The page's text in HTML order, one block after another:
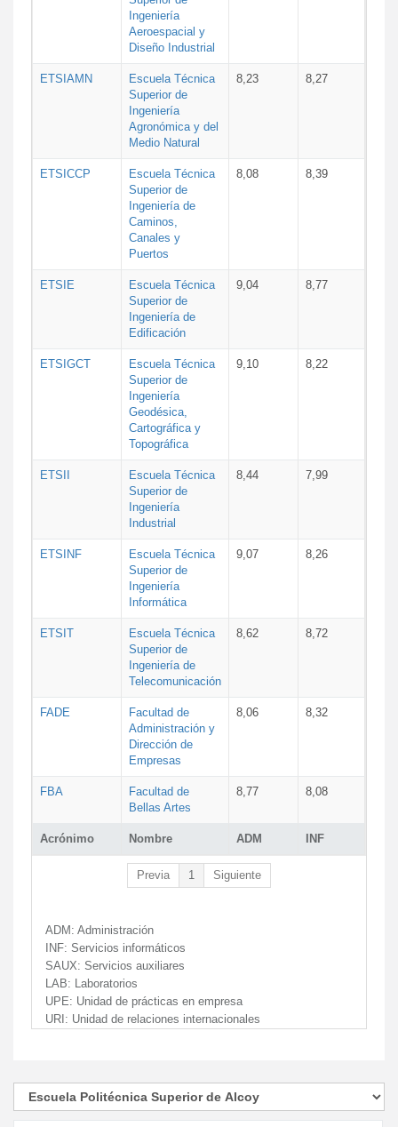
Acrónimo Nombre ADM INF
Ingeniería
Aeroespacial y
Diseño Industrial
ETSIAMN
Escuela Técnica
Superior de
Ingeniería
Agronómica y del
Medio Natural
8,23 8,27
ETSICCP
Escuela Técnica
Superior de
Ingeniería de
Caminos,
Canales y
Puertos
8,08 8,39
ETSIE
Escuela Técnica
Superior de
Ingeniería de
Edificación
9,04 8,77
ETSIGCT
Escuela Técnica
Superior de
Ingeniería
Geodésica,
Cartográfica y
Topográfica
9,10 8,22
ETSII
Escuela Técnica
Superior de
Ingeniería
Industrial
8,44 7,99
ETSINF
Escuela Técnica
Superior de
Ingeniería
Informática
9,07 8,26
ETSIT
Escuela Técnica
Superior de
Ingeniería de
Telecomunicación
8,62 8,72
FADE
Facultad de
Administración y
Dirección de
Empresas
8,06 8,32
FBA
Facultad de
Bellas Artes
8,77 8,08
Previa 1 Siguiente
ADM: Administración
INF: Servicios informáticos
SAUX: Servicios auxiliares
LAB: Laboratorios
UPE: Unidad de prácticas en empresa
URI: Unidad de relaciones internacionales